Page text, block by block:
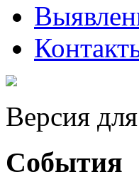
Версия
События